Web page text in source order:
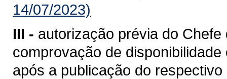
14/07/2023)
III - autorização prévia do
comprovação de
após a publicação do